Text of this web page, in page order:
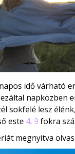
idő várható
napközben
sokfelé lesz
este 4, 9 fokra
megnyitva